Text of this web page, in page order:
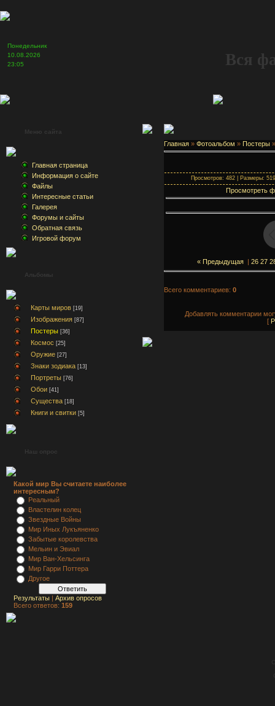
Понедельник
10.08.2026
23:05
Вся
Меню сайта
Главная страница
Информация о сайте
Файлы
Интересные статьи
Галерея
Форумы и сайты
Обратная связь
Игровой форум
Альбомы
Карты миров [19]
Изображения [87]
Постеры [36]
Космос [25]
Оружие [27]
Знаки зодиака [13]
Портреты [76]
Обои [41]
Существа [18]
Книги и свитки [5]
Наш опрос
Какой мир Вы считаете наиболее
интересным?
Реальный
Властелин колец
Звездные Войны
Мир Иных Лукъяненко
Забытые королевства
Мельин и Эвиал
Мир Ван-Хельсинга
Мир Гарри Поттера
Другое
Результаты | Архив опросов
Всего ответов: 159
Главная » Фотоальбом » Постеры »
Просмотров: 482 | Размеры:
Просмотреть
« Предыдущая | 26 27
Всего комментариев: 0
Добавлять комментарии
[